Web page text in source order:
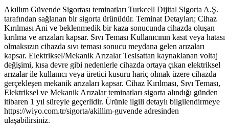
Akıllım Güvende Sigortası teminatları Turkcell Dijital Sigorta A.Ş.
tarafından sağlanan bir sigorta ürünüdür. Teminat Detayları; Cihaz
Kırılması Ani ve beklenmedik bir kaza sonucunda cihazda oluşan
kırılma ve arızaları kapsar. Sıvı Teması Kullanıcının kasıt veya hatası
olmaksızın cihazda sıvı teması sonucu meydana gelen arızaları
kapsar. Elektriksel/Mekanik Arızalar Tesisattan kaynaklanan voltaj
değişimi, kısa devre gibi nedenlerle cihazda ortaya çıkan elektriksel
arızalar ile kullanıcı veya üretici kusuru hariç olmak üzere cihazda
gerçekleşen mekanik arızaları kapsar. Cihaz Kırılması, Sıvı Teması,
Elektriksel ve Mekanik Arızalar teminatları sigorta alındığı günden
itibaren 1 yıl süreyle geçerlidir. Ürünle ilgili detaylı bilgilendirmeye
https://wiyo.com.tr/sigorta/akillim-guvende adresinden
ulaşabilirsiniz.